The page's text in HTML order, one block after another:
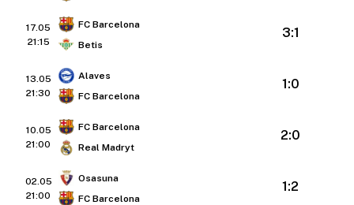
17.05
21:15
FC Barcelona
Betis
3:1
13.05
21:30
Alaves
FC Barcelona
1:0
10.05
21:00
FC Barcelona
Real Madryt
2:0
02.05
21:00
Osasuna
FC Barcelona
1:2